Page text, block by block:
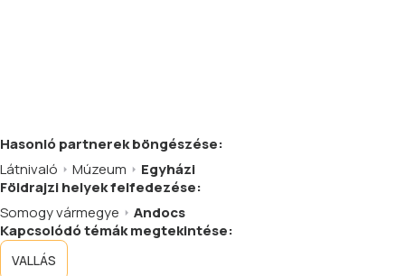
Hasonló partnerekböngészése:
Látnivaló
Múzeum
Egyházi
Földrajzi helyek felfedezése:
Somogy vármegye
Andocs
Kapcsolódó témák megtekintése:
VALLÁS